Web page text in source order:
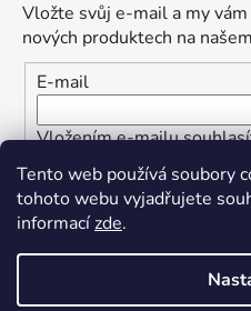
Tento web používá soubory
tohoto webu vyjadřujete
informacízde.
Vložte svůj e-mail a my
nových produktech na
E-mail
Vložením e-mailu
osobních údajů
PŘIHLÁSIT SE